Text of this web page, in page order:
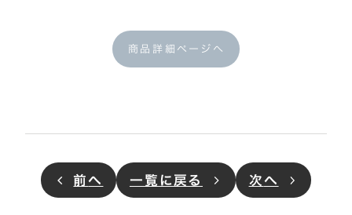
商品詳細ページへ
前へ 一覧に戻る 次へ